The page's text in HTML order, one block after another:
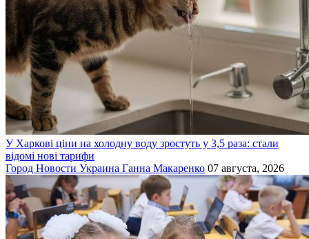
У Харкові ціни на холодну воду зростуть у 3,5 раза: стали
відомі нові тарифи
Город Новости Украина Ганна Макаренко 07 августа, 2026